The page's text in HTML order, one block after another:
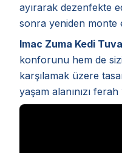
ayırarak dezenfekte
sonra yeniden monte
Imac Zuma Kedi
konforunu hem de
karşılamak üzere
yaşam alanınızı